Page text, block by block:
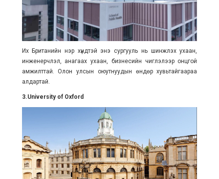
Их Британийн нэр хүндтэй энэ сургууль нь шинжлэх ухаан,
инженерчлэл, анагаах ухаан, бизнесийн чиглэлээр онцгой
амжилттай. Олон улсын оюутнуудын өндөр хувьтайгаараа
алдартай.
3.University of Oxford